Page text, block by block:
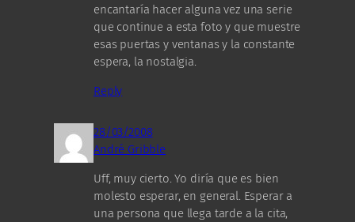
encantaría hacer alguna vez una serie
que continue a esta foto y que muestre
esas puertas y ventanas y la constante
espera, la nostalgia.
Reply
28/03/2008
André Gribble
Uff, muy cierto. Yo diría que es bien
molesto esperar, en general. Esperar a
una persona que llega tarde a la cita,